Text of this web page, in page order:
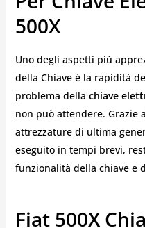
500X
Uno degli aspetti più
della Chiave è la rapidità
problema della chiave
non può attendere. Grazie
attrezzature di ultima
eseguito in tempi brevi,
funzionalità della chiave e
Fiat 500X